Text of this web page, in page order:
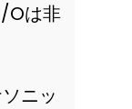
Oは非
ニッ